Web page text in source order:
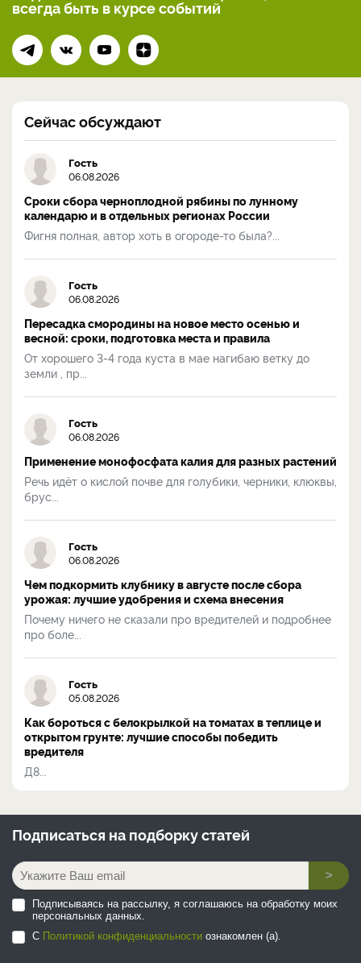
всегдабыть в курсе событий
Сейчас обсуждают
Гость
06.08.2026
Сроки сбора черноплодной рябины по лунному
календарю и в отдельных регионах России
Фигня полная, автор хоть в огороде-то была?...
Гость
06.08.2026
Пересадка смородины на новое место осенью и
весной: сроки, подготовка места и правила
От хорошего 3-4 года куста в мае нагибаю ветку до
земли , пр...
Гость
06.08.2026
Применение монофосфата калия для разных растений
Речь идёт о кислой почве для голубики, черники, клюквы,
брус...
Гость
06.08.2026
Чем подкормить клубнику в августе после сбора
урожая: лучшие удобрения и схема внесения
Почему ничего не сказали про вредителей и подробнее
про боле...
Гость
05.08.2026
Как бороться с белокрылкой на томатах в теплице и
открытом грунте: лучшие способы победить
вредителя
Д8...
Подписаться на подборку статей
>
Подписываясь на рассылку, я соглашаюсь на обработку моих
персональных данных.
С Политикой конфиденциальности ознакомлен (а).